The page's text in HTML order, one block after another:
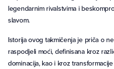
legendarnim rivalstvima i
slavom.
Istorija ovog takmičenja je priča o
raspodjeli moći, definisana kroz
dominacija, kao i kroz